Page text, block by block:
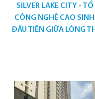
SILVER LAKE CITY -
CÔNG NGHỆ CAO
ĐẦU TIÊN GIỮA LÒNG